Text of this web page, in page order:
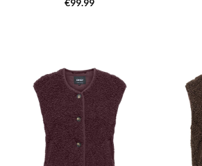
€99.99